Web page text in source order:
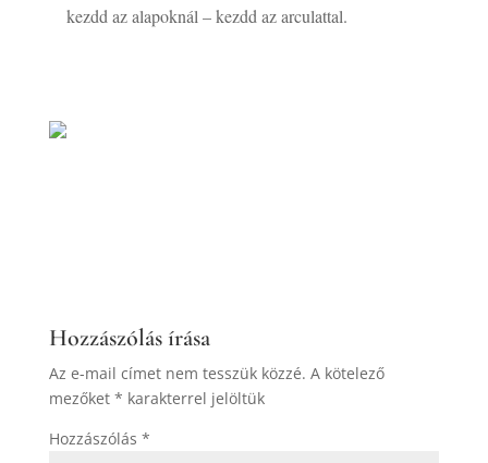
kezdd az alapoknál – kezdd az arculattal.
Hozzászólás írása
Az e-mail címet nem tesszük közzé. A kötelező
mezőket * karakterrel jelöltük
Hozzászólás *